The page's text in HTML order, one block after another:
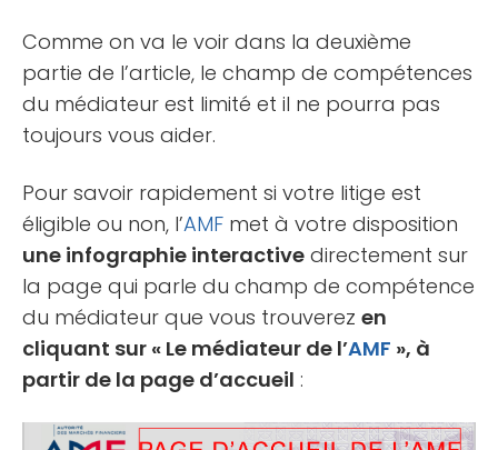
Comme on va le voir dans la deuxième
partie de l’article, le champ de compétences
du médiateur est limité et il ne pourra pas
toujours vous aider.
Pour savoir rapidement si votre litige est
éligible ou non, l’AMF met à votre disposition
une infographie interactive directement sur
la page qui parle du champ de compétence
du médiateur que vous trouverez en
cliquant sur « Le médiateur de l’AMF », à
partir de la page d’accueil :